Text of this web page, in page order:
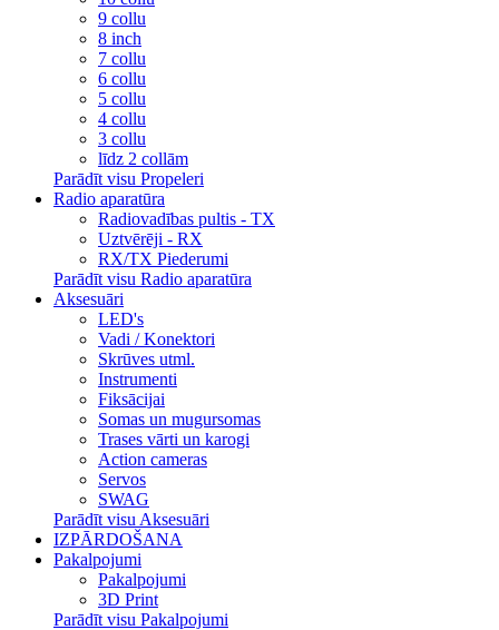
9 collu
8 inch
7 collu
6 collu
5 collu
4 collu
3 collu
līdz 2 collām
Parādīt visu Propeleri
Radio aparatūra
Radiovadības pultis - TX
Uztvērēji - RX
RX/TX Piederumi
Parādīt visu Radio aparatūra
Aksesuāri
LED's
Vadi / Konektori
Skrūves utml.
Instrumenti
Fiksācijai
Somas un mugursomas
Trases vārti un karogi
Action cameras
Servos
SWAG
Parādīt visu Aksesuāri
IZPĀRDOŠANA
Pakalpojumi
Pakalpojumi
3D Print
Parādīt visu Pakalpojumi